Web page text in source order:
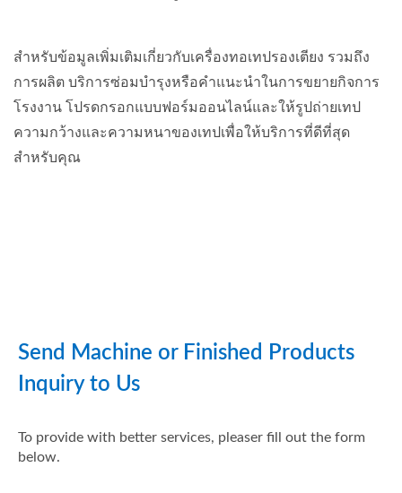
สำหรับข้อมูลเพิ่มเติมเกี่ยวกับเครื่องทอเทปรองเตียง รวมถึง
การผลิต บริการซ่อมบำรุงหรือคำแนะนำในการขยายกิจการ
โรงงาน โปรดกรอกแบบฟอร์มออนไลน์และให้รูปถ่ายเทป
ความกว้างและความหนาของเทปเพื่อให้บริการที่ดีที่สุด
สำหรับคุณ